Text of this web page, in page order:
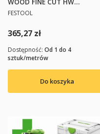
WOOD FINE CUT HW
PRODUCENT
FESTOOL
Cena
365,27 zł
Do koszyka
Dostępność: Od 1 do 4
sztuk/metrów